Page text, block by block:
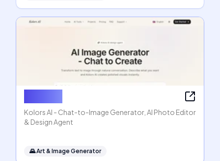
Kolors AI - Chat-to-Image Generator, AI Photo Editor
& Design Agent
🌄Art & Image Generator